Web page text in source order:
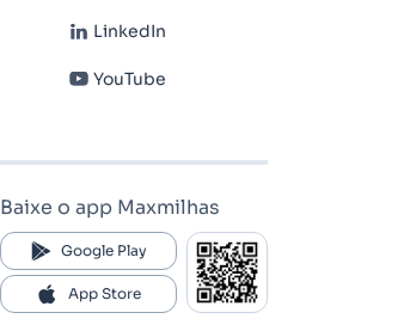
LinkedIn
YouTube
Baixe o app Maxmilhas
Google Play
App Store